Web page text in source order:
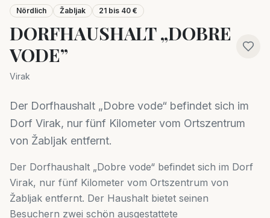
Nördlich Žabljak 21 bis 40 €
DORFHAUSHALT „DOBRE
VODE”
Virak
Der Dorfhaushalt „Dobre vode“ befindet sich im
Dorf Virak, nur fünf Kilometer vom Ortszentrum
von Žabljak entfernt.
Der Dorfhaushalt „Dobre vode“ befindet sich im Dorf
Virak, nur fünf Kilometer vom Ortszentrum von
Žabljak entfernt. Der Haushalt bietet seinen
Besuchern zwei schön ausgestattete